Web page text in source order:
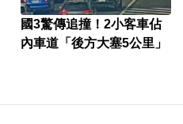
國3驚傳追撞！2小客車佔
內車道「後方大塞5公里」